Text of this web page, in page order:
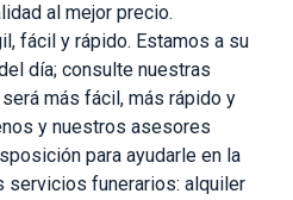
al mejor precio.
fácil y rápido. Estamos a su
día; consulte nuestras
más fácil, más rápido y
y nuestros asesores
para ayudarle en la
servicios funerarios: alquiler